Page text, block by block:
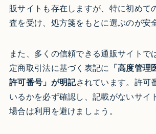
販サイトも存在しますが、特に初めて
査を受け、処方箋をもとに選ぶのが安
また、多くの信頼できる通販サイトで
定商取引法に基づく表記に 「高度管
許可番号」が明記されています。許可
いるかを必ず確認し、記載がないサイ
場合は利用を避けましょう。